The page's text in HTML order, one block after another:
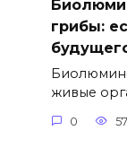
грибы:
живые
0 57